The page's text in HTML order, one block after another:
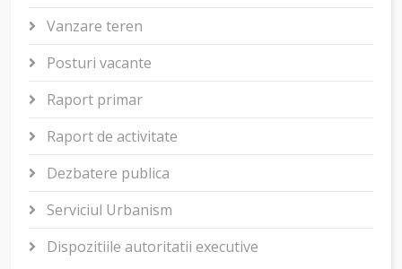
Vanzare teren
Posturi vacante
Raport primar
Raport de activitate
Dezbatere publica
Serviciul Urbanism
Dispozitiile autoritatii executive